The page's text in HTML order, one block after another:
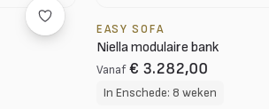
EASY SOFA
Niella modulaire bank
Vanaf € 3.282,00
In Enschede: 8 weken